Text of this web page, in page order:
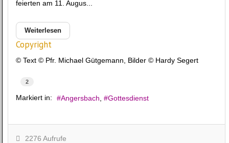
feierten am 11. Augus...
Weiterlesen
Copyright
© Text © Pfr. Michael Gütgemann, Bilder © Hardy Segert
2
Markiert in: Angersbach Gottesdienst
2276 Aufrufe